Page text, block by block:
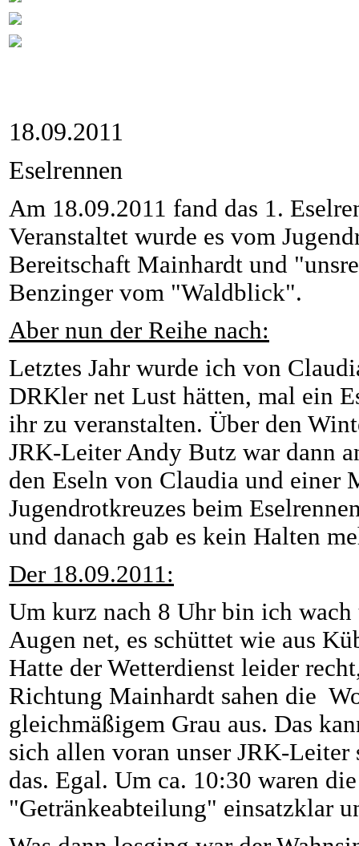
18.09.2011
Eselrennen
Am 18.09.2011 fand das 1.
Veranstaltet wurde es vom
Bereitschaft Mainhardt und
Benzinger vom "Waldblick".
Aber nun der Reihe nach:
Letztes Jahr wurde ich von
DRKler net Lust hätten, mal ein
ihr zu veranstalten. Über den
JRK-Leiter Andy Butz war dann
den Eseln von Claudia und einer
Jugendrotkreuzes beim
und danach gab es kein Halten
Der 18.09.2011:
Um kurz nach 8 Uhr bin ich wach
Augen net, es schüttet wie aus
Hatte der Wetterdienst leider
Richtung Mainhardt sahen die
gleichmäßigem Grau aus. Das
sich allen voran unser JRK-
das. Egal. Um ca. 10:30 waren
"Getränkeabteilung" einsatzklar